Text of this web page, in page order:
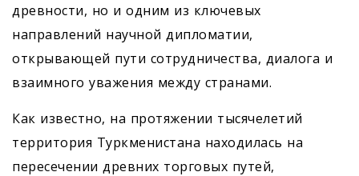
древности, но и одним из ключевых
направлений научной дипломатии,
открывающей пути сотрудничества, диалога и
взаимного уважения между странами.
Как известно, на протяжении тысячелетий
территория Туркменистана находилась на
пересечении древних торговых путей,